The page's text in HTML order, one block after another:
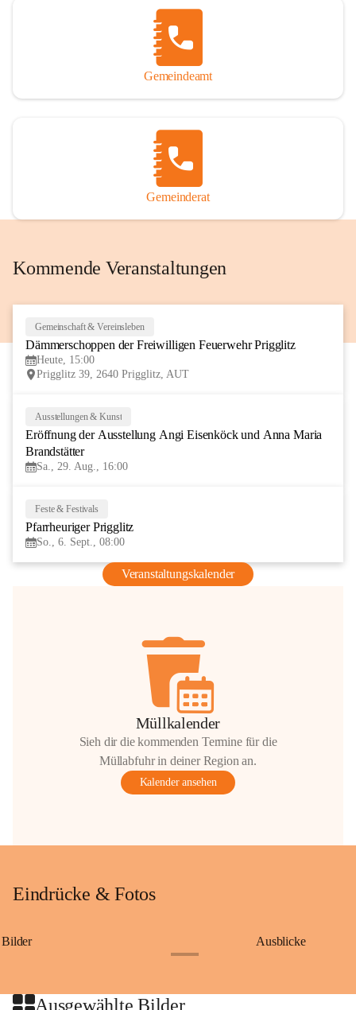
Gemeindeamt
Gemeinderat
Kommende Veranstaltungen
Gemeinschaft & Vereinsleben
Dämmerschoppen der Freiwilligen Feuerwehr Prigglitz
Heute, 15:00
Prigglitz 39, 2640 Prigglitz, AUT
AUG
Ausstellungen & Kunst
Eröffnung der Ausstellung Angi Eisenköck und Anna Maria
Brandstätter
Sa., 29. Aug., 16:00
Feste & Festivals
Pfarrheuriger Prigglitz
So., 6. Sept., 08:00
Veranstaltungskalender
Müllkalender
Sieh dir die kommenden Termine für die
Müllabfuhr in deiner Region an.
Kalender ansehen
Eindrücke & Fotos
Bilder Ausblicke
Ausgewählte Bilder